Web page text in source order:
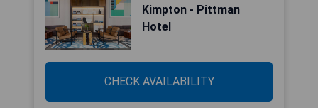
Kimpton - Pittman
Hotel
CHECK AVAILABILITY